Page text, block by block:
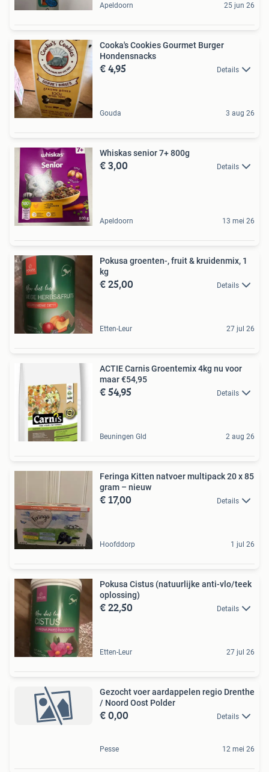
Apeldoorn 25 jun 26
Cooka's Cookies Gourmet Burger
Hondensnacks
€ 4,95 Details
Gouda 3 aug 26
Whiskas senior 7+ 800g
€ 3,00 Details
Apeldoorn 13 mei 26
Pokusa groenten-, fruit & kruidenmix, 1
kg
€ 25,00 Details
Etten-Leur 27 jul 26
ACTIE Carnis Groentemix 4kg nu voor
maar €54,95
€ 54,95 Details
Beuningen Gld 2 aug 26
Feringa Kitten natvoer multipack 20 x 85
gram – nieuw
€ 17,00 Details
Hoofddorp 1 jul 26
Pokusa Cistus (natuurlijke anti-vlo/teek
oplossing)
€ 22,50 Details
Etten-Leur 27 jul 26
Gezocht voer aardappelen regio Drenthe
/ Noord Oost Polder
€ 0,00 Details
Pesse 12 mei 26